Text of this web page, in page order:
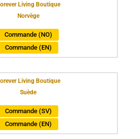
Living Boutique
Norvège
Commande (NO)
Commande (EN)
Living Boutique
Suède
Commande (SV)
Commande (EN)